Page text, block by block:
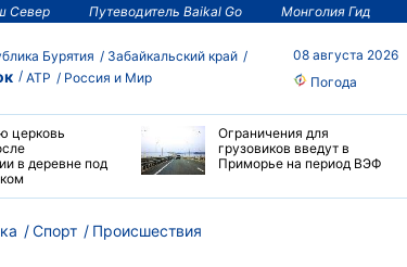
Север Путеводитель Baikal Go Монголия Гид
Бурятия
Забайкальский край
АТР Россия и Мир
08 августа 2026
Погода
церковь
в деревне под
Ограничения для
грузовиков введут в
Приморье на период ВЭФ
Спорт Происшествия